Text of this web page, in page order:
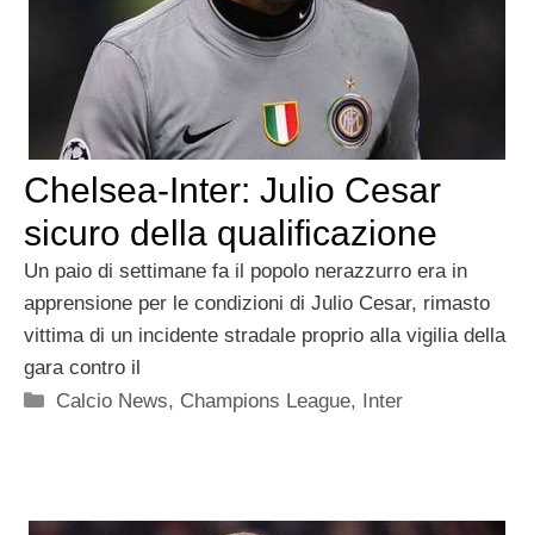
Chelsea-Inter: Julio Cesar
sicuro della qualificazione
Un paio di settimane fa il popolo nerazzurro era in
apprensione per le condizioni di Julio Cesar, rimasto
vittima di un incidente stradale proprio alla vigilia della
gara contro il
Categorie
Calcio News, Champions League, Inter